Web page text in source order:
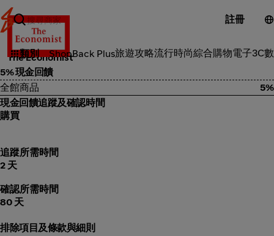
註冊
類別 ShopBack Plus旅遊攻略流行時尚綜合購物電子3C
線上學習
The Economist
5% 現金回饋
全館商品
5%
現金回饋追蹤及確認時間
購買
追蹤所需時間
2 天
確認所需時間
80 天
排除項目及條款與細則